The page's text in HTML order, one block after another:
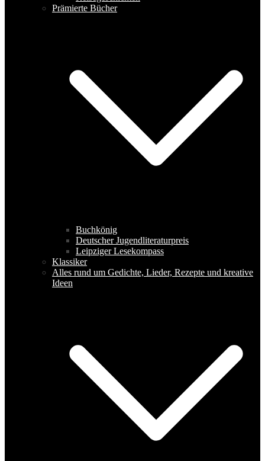
Prämierte Bücher
Buchkönig
Deutscher Jugendliteraturpreis
Leipziger Lesekompass
Klassiker
Alles rund um Gedichte, Lieder, Rezepte und kreative
Ideen